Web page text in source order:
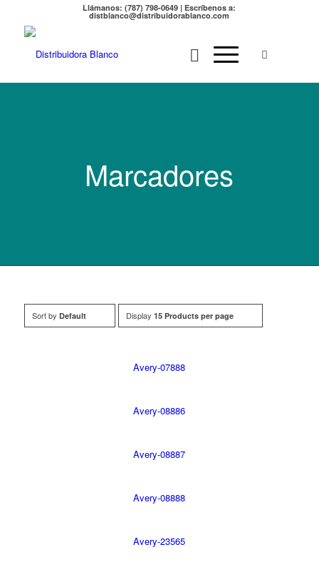
Llámanos: (787) 798-0649 | Escríbenos a:
distblanco@distribuidorablanco.com
Marcadores
Sort by Default Display 15 Products per page
Avery-07888
Avery-08886
Avery-08887
Avery-08888
Avery-23565